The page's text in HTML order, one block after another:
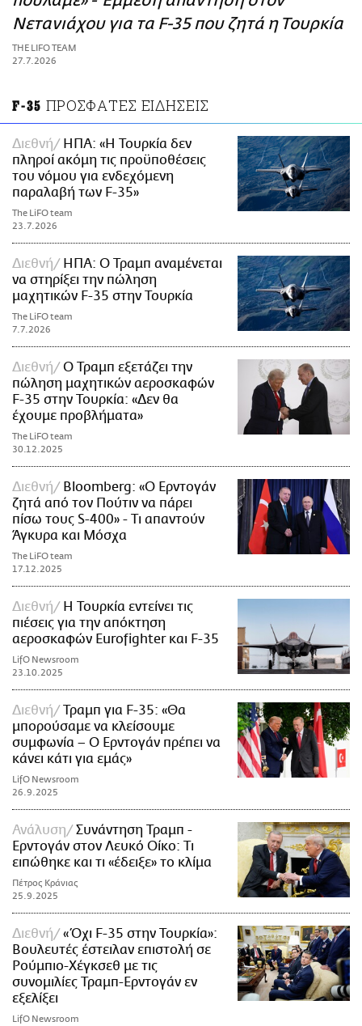
ΑΜΠΑ
PRINT
Νετανιάχου για τα F-35 που ζητά η Τουρκία
THE LIFO TEAM
27.7.2026
F-35 ΠΡΟΣΦΑΤΕΣ ΕΙΔΗΣΕΙΣ
Διεθνή
ΗΠΑ: «Η Τουρκία δεν
πληροί ακόμη τις προϋποθέσεις
του νόμου για ενδεχόμενη
παραλαβή των F-35»
The LiFO team
23.7.2026
Διεθνή
ΗΠΑ: Ο Τραμπ αναμένεται
να στηρίξει την πώληση
μαχητικών F-35 στην Τουρκία
The LiFO team
7.7.2026
Διεθνή
Ο Τραμπ εξετάζει την
πώληση μαχητικών αεροσκαφών
F-35 στην Τουρκία: «Δεν θα
έχουμε προβλήματα»
The LiFO team
30.12.2025
Διεθνή
Bloomberg: «Ο Ερντογάν
ζητά από τον Πούτιν να πάρει
πίσω τους S-400» - Τι απαντούν
Άγκυρα και Μόσχα
The LiFO team
17.12.2025
Διεθνή
Η Τουρκία εντείνει τις
πιέσεις για την απόκτηση
αεροσκαφών Eurofighter και F-35
LifO Newsroom
23.10.2025
Διεθνή
Τραμπ για F-35: «Θα
μπορούσαμε να κλείσουμε
συμφωνία – Ο Ερντογάν πρέπει να
κάνει κάτι για εμάς»
LifO Newsroom
26.9.2025
Ανάλυση
Συνάντηση Τραμπ -
Ερντογάν στον Λευκό Οίκο: Τι
ειπώθηκε και τι «έδειξε» το κλίμα
Πέτρος Κράνιας
25.9.2025
Διεθνή
«Όχι F-35 στην Τουρκία»:
Βουλευτές έστειλαν επιστολή σε
Ρούμπιο-Χέγκσεθ με τις
συνομιλίες Τραμπ-Ερντογάν εν
εξελίξει
LifO Newsroom